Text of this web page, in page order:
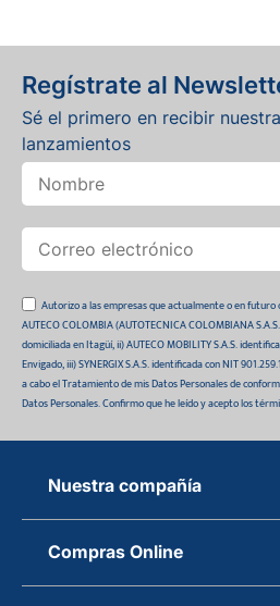
Regístrate al
Sé el primero en recibir
lanzamientos
Autorizo a las empresas que actualmente o en futuro
AUTECO COLOMBIA (AUTOTECNICA COLOMBIANA
domiciliada en Itagüí, ii) AUTECO MOBILITY S.A.S.
Envigado, iii) SYNERGIX S.A.S. identificada con NIT
a cabo el Tratamiento de mis Datos Personales de
Datos Personales. Confirmo que he leído y acepto los
Nuestra compañía
Quiénes somos
Auteco sostenible
Compras Online
¿Dónde está tu pedido?